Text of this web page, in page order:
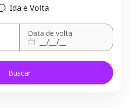
Ida e Volta
Data de volta
Buscar